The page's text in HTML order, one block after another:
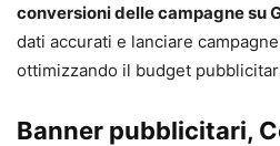
conversioni delle campagne su
dati accurati e lanciare
ottimizzando il budget
Banner pubblicitari,